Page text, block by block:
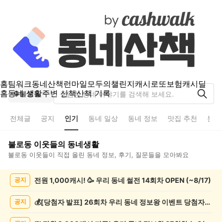
홈팀워크동네산책런마일모두의챌린지캐시로또보험캐시딜
홈동네 생활주변 산책산책 기록
불로동
전체글 공지 인기 동네 일상 동네 정보 맛집 추천 분
불로동 이웃들의 동네생활
불로동 이웃들이 직접 올린 동네 정보, 후기, 질문들을 모아봐요
공지 전원 1,000캐시! 🥳 우리 동네 썰전 14회차 OPEN (~8/17)
공지 💰[당첨자 발표] 26회차 우리 동네 정보왕 이벤트 당첨자를 발표합니다!